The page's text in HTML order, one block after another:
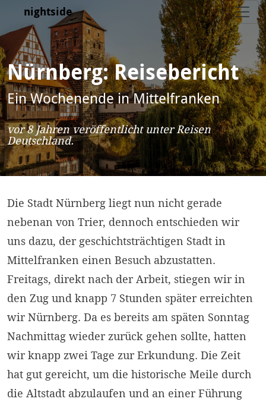
nightside
Nürnberg: Reisebericht
Ein Wochenende in Mittelfranken
vor 8 Jahrenveröffentlicht unterReisen
Deutschland.
Die Stadt Nürnberg liegt nun nicht gerade
nebenan von Trier, dennoch entschieden wir
uns dazu, der geschichtsträchtigen Stadt in
Mittelfranken einen Besuch abzustatten.
Freitags, direkt nach der Arbeit, stiegen wir in
den Zug und knapp 7 Stunden später erreichten
wir Nürnberg. Da es bereits am späten Sonntag
Nachmittag wieder zurück gehen sollte, hatten
wir knapp zwei Tage zur Erkundung. Die Zeit
hat gut gereicht, um die historische Meile durch
die Altstadt abzulaufen und an einer Führung